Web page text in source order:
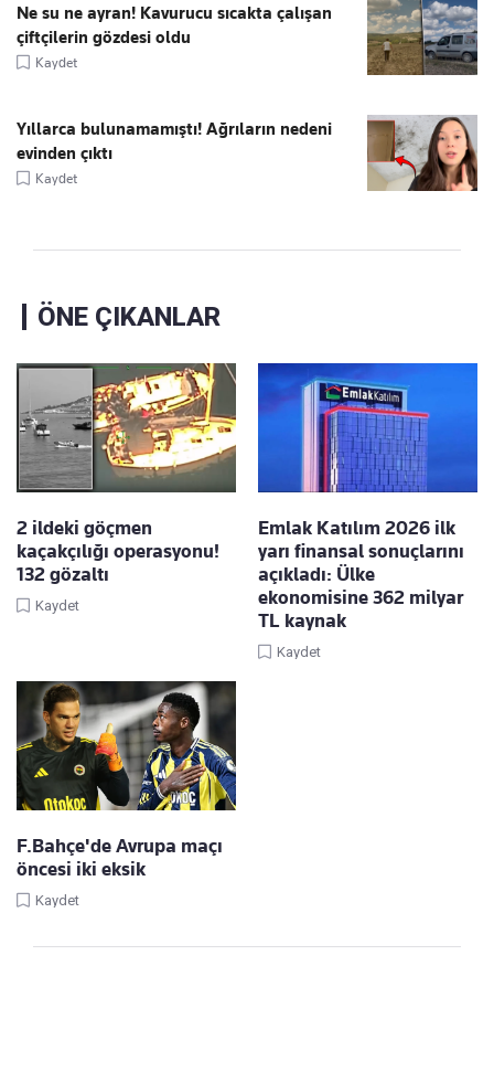
Ne su ne ayran! Kavurucu sıcakta çalışan
çiftçilerin gözdesi oldu
Kaydet
Yıllarca bulunamamıştı! Ağrıların nedeni
evinden çıktı
Kaydet
ÖNE ÇIKANLAR
2 ildeki göçmen
kaçakçılığı operasyonu!
132 gözaltı
Kaydet
Emlak Katılım 2026 ilk
yarı finansal sonuçlarını
açıkladı: Ülke
ekonomisine 362 milyar
TL kaynak
Kaydet
F.Bahçe'de Avrupa maçı
öncesi iki eksik
Kaydet